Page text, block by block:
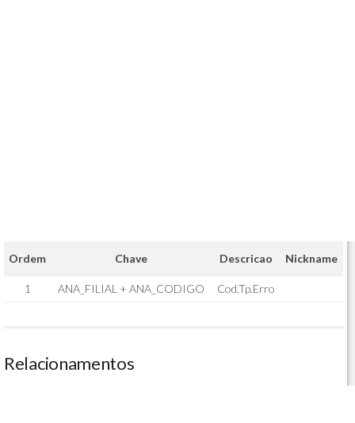
Ordem Chave Descricao Nickname
1 ANA_FILIAL + ANA_CODIGO Cod.Tp.Erro
Relacionamentos